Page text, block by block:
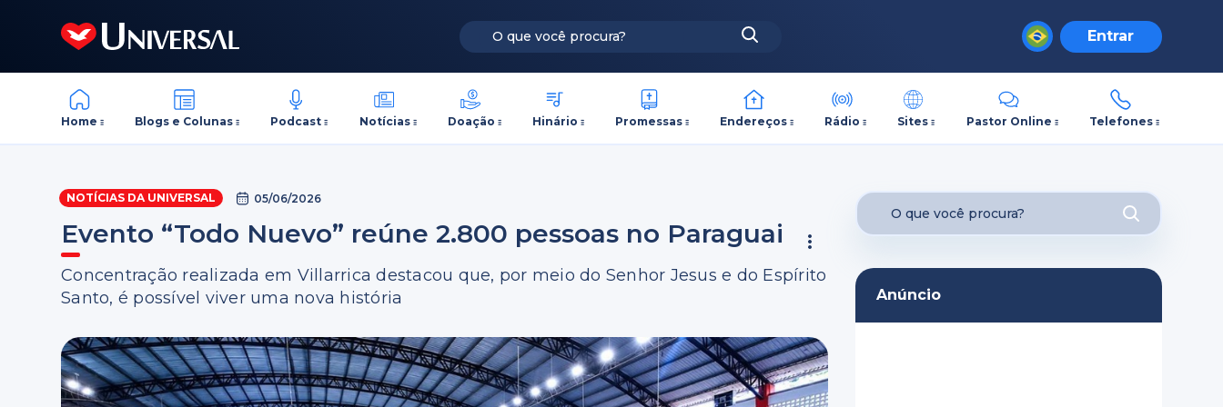
Entrar
Home Blogs e Colunas Podcast Notícias Doação Hinário Promessas Endereços Rádio Sites Pastor Online Telefones
NOTÍCIAS DA UNIVERSAL 05/06/2026
Evento “Todo Nuevo” reúne 2.800 pessoas no Paraguai
Concentração realizada em Villarrica destacou que, por meio do Senhor Jesus e do Espírito
Santo, é possível viver uma nova história
Anúncio